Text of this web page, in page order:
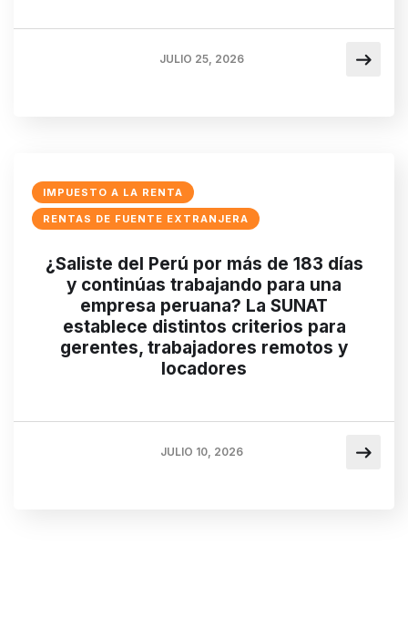
JULIO 25, 2026
IMPUESTO A LA RENTA
RENTAS DE FUENTE EXTRANJERA
¿Saliste del Perú por más de 183 días
y continúas trabajando para una
empresa peruana? La SUNAT
establece distintos criterios para
gerentes, trabajadores remotos y
locadores
JULIO 10, 2026